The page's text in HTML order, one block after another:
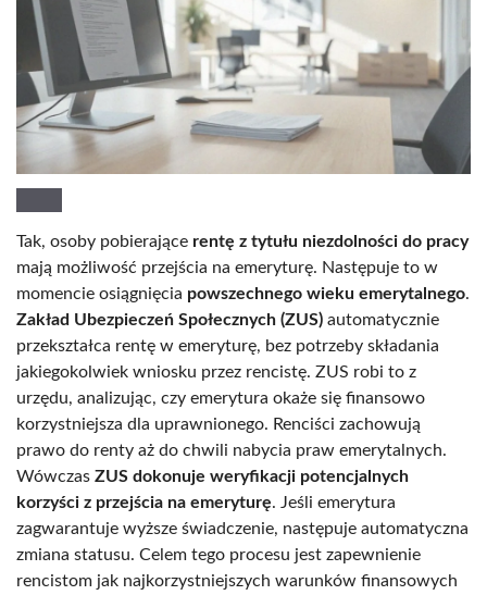
Tak, osoby pobierające rentę z tytułu niezdolności do pracy
mają możliwość przejścia na emeryturę. Następuje to w
momencie osiągnięcia powszechnego wieku emerytalnego.
Zakład Ubezpieczeń Społecznych (ZUS) automatycznie
przekształca rentę w emeryturę, bez potrzeby składania
jakiegokolwiek wniosku przez rencistę. ZUS robi to z
urzędu, analizując, czy emerytura okaże się finansowo
korzystniejsza dla uprawnionego. Renciści zachowują
prawo do renty aż do chwili nabycia praw emerytalnych.
Wówczas ZUS dokonuje weryfikacji potencjalnych
korzyści z przejścia na emeryturę. Jeśli emerytura
zagwarantuje wyższe świadczenie, następuje automatyczna
zmiana statusu. Celem tego procesu jest zapewnienie
rencistom jak najkorzystniejszych warunków finansowych